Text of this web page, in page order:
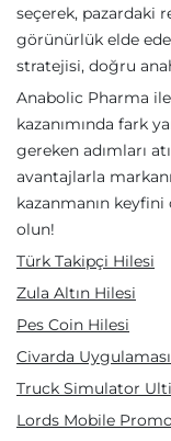
seçerek, pazardaki
görünürlük elde
stratejisi, doğru
Anabolic Pharma
kazanımında fark
gereken adımları
avantajlarla
kazanmanın keyfini
olun!
Türk Takipçi Hilesi
Zula Altın Hilesi
Pes Coin Hilesi
Civarda
Truck Simulator
Lords Mobile